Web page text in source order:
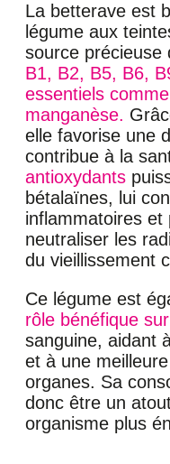
La betterave est
légume aux
source précieuse
B1, B2, B5, B6,
essentiels
manganèse.
elle favorise une
contribue à la
antioxydants
bétalaïnes, lui
inflammatoires
neutraliser les
du vieillissement
Ce légume est
rôle bénéfique
sanguine, aidant
et à une
organes. Sa
donc être un
organisme plus